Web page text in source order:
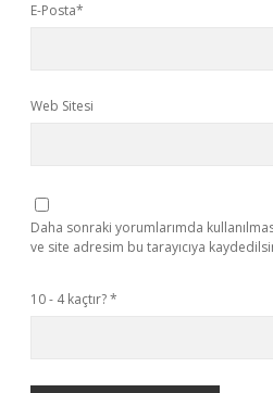
E-Posta*
Web Sitesi
Daha sonraki yorumlarımda
ve site adresim bu tarayıcıya
10 - 4 kaçtır?*